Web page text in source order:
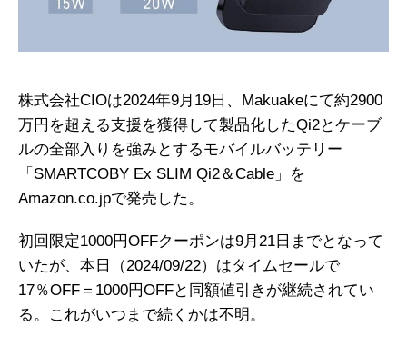
株式会社CIOは2024年9月19日、Makuakeにて約2900
万円を超える支援を獲得して製品化したQi2とケーブ
ルの全部入りを強みとするモバイルバッテリー
「SMARTCOBY Ex SLIM Qi2＆Cable」を
Amazon.co.jpで発売した。
初回限定1000円OFFクーポンは9月21日までとなって
いたが、本日（2024/09/22）はタイムセールで
17％OFF＝1000円OFFと同額値引きが継続されてい
る。これがいつまで続くかは不明。